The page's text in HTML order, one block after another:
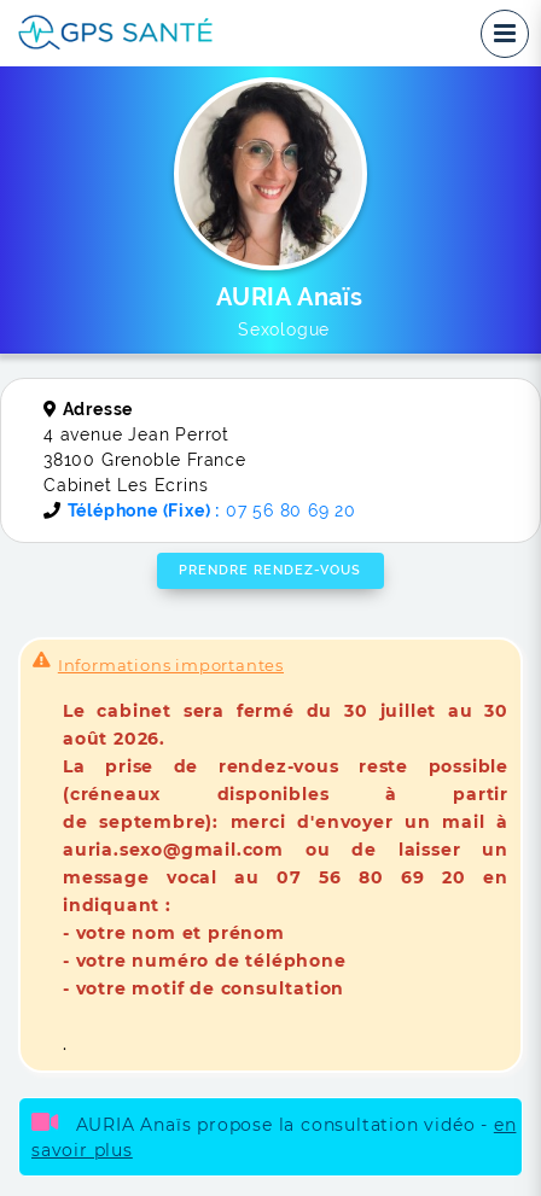
AURIA Anaïs
Sexologue
Adresse
4 avenue Jean Perrot
38100 Grenoble France
Cabinet Les Ecrins
Téléphone (Fixe) : 07 56 80 69 20
PRENDRE RENDEZ-VOUS
Informations importantes
Le cabinet sera fermé du 30 juillet au 30
août 2026.
La prise de rendez-vous reste possible
(créneaux disponibles à partir
de septembre): merci d'envoyer un mail à
auria.sexo@gmail.com ou de laisser un
message vocal au 07 56 80 69 20 en
indiquant :
- votre nom et prénom
- votre numéro de téléphone
- votre motif de consultation
.
AURIA Anaïs propose la consultation vidéo - en
savoir plus